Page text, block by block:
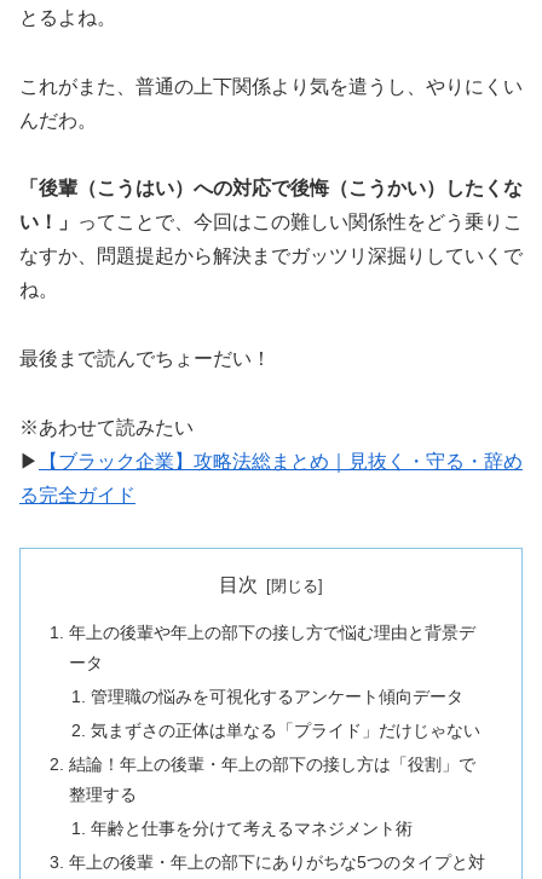
とるよね。
これがまた、普通の上下関係より気を遣うし、やりにくい
んだわ。
「後輩（こうはい）への対応で後悔（こうかい）したくな
い！」
ってことで、今回はこの難しい関係性をどう乗りこ
なすか、問題提起から解決までガッツリ深掘りしていくで
ね。
最後まで読んでちょーだい！
※あわせて読みたい
▶
【ブラック企業】攻略法総まとめ｜見抜く・守る・辞め
る完全ガイド
目次
年上の後輩や年上の部下の接し方で悩む理由と背景デ
ータ
管理職の悩みを可視化するアンケート傾向データ
気まずさの正体は単なる「プライド」だけじゃない
結論！年上の後輩・年上の部下の接し方は「役割」で
整理する
年齢と仕事を分けて考えるマネジメント術
年上の後輩・年上の部下にありがちな5つのタイプと対